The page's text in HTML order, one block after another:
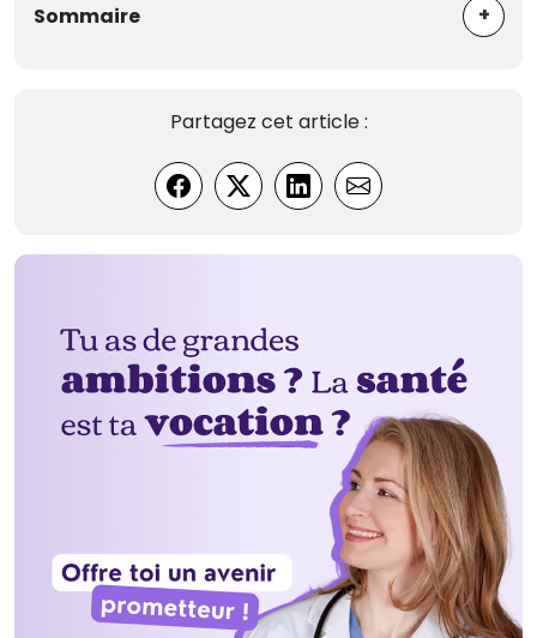
Sommaire +
Partagez cet article :